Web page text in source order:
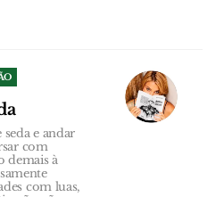
e andar
com
demais à
com luas,